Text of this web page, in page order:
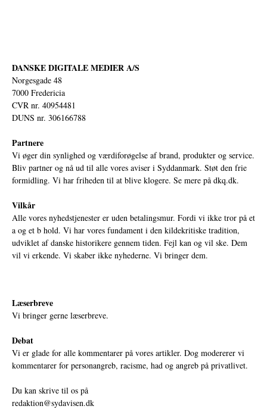
DANSKE DIGITALE MEDIER A/S
Norgesgade 48
7000 Fredericia
CVR nr. 40954481
DUNS nr. 306166788
Partnere
Vi øger din synlighed og værdiforøgelse af brand, produkter og service.
Bliv partner og nå ud til alle vores aviser i Syddanmark. Støt den frie
formidling. Vi har friheden til at blive klogere. Se mere på dkq.dk.
Vilkår
Alle vores nyhedstjenester er uden betalingsmur. Fordi vi ikke tror på et
a og et b hold. Vi har vores fundament i den kildekritiske tradition,
udviklet af danske historikere gennem tiden. Fejl kan og vil ske. Dem
vil vi erkende. Vi skaber ikke nyhederne. Vi bringer dem.
Læserbreve
Vi bringer gerne læserbreve.
Debat
Vi er glade for alle kommentarer på vores artikler. Dog modererer vi
kommentarer for personangreb, racisme, had og angreb på privatlivet.
Du kan skrive til os på
redaktion@sydavisen.dk